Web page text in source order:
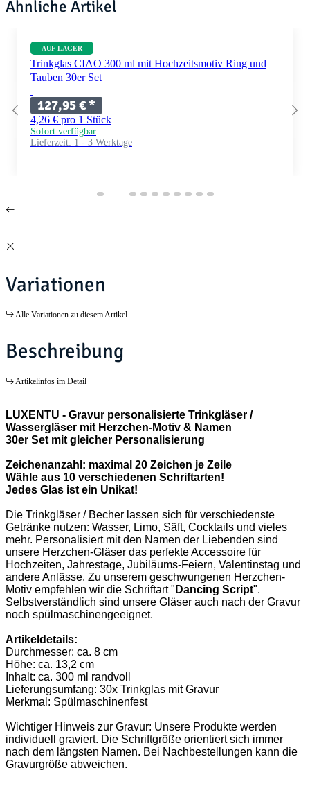
Ähnliche Artikel
AUF LAGER
Trinkglas CIAO 300 ml mit Hochzeitsmotiv Ring und
Tauben 30er Set
127,95 €*
4,26 € pro 1 Stück
Sofort verfügbar
Lieferzeit: 1 - 3 Werktage
Variationen
Alle Variationen zu diesem Artikel
Beschreibung
Artikelinfos im Detail
LUXENTU - Gravur personalisierte Trinkgläser /
Wassergläser mit Herzchen-Motiv & Namen
30er Set mit gleicher Personalisierung
Zeichenanzahl: maximal 20 Zeichen je Zeile
Wähle aus 10 verschiedenen Schriftarten!
Jedes Glas ist ein Unikat!
Die Trinkgläser / Becher lassen sich für verschiedenste
Getränke nutzen: Wasser, Limo, Säft, Cocktails und vieles
mehr. Personalisiert mit den Namen der Liebenden sind
unsere Herzchen-Gläser das perfekte Accessoire für
Hochzeiten, Jahrestage, Jubiläums-Feiern, Valentinstag und
andere Anlässe. Zu unserem geschwungenen Herzchen-
Motiv empfehlen wir die Schriftart " Dancing Script".
Selbstverständlich sind unsere Gläser auch nach der Gravur
noch spülmaschinengeeignet.
Artikeldetails:
Durchmesser: ca. 8 cm
Höhe: ca. 13,2 cm
Inhalt: ca. 300 ml randvoll
Lieferungsumfang: 30x Trinkglas mit Gravur
Merkmal: Spülmaschinenfest
Wichtiger Hinweis zur Gravur: Unsere Produkte werden
individuell graviert. Die Schriftgröße orientiert sich immer
nach dem längsten Namen. Bei Nachbestellungen kann die
Gravurgröße abweichen.